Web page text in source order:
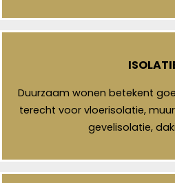
Duurzaam wonen betekent
terecht voor vloerisolatie,
gevelisolatie,